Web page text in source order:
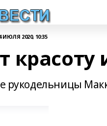
ИЮЛЯ 2020, 10:35
красоту
рукодельницы